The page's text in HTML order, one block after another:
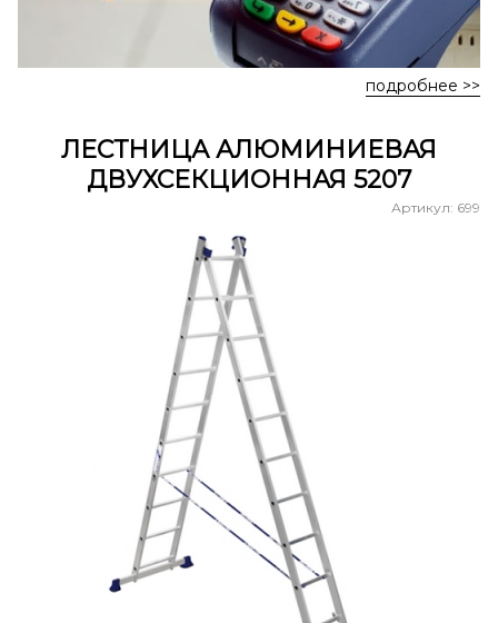
подробнее >>
ЛЕСТНИЦА АЛЮМИНИЕВАЯ
ДВУХСЕКЦИОННАЯ 5207
Артикул: 699